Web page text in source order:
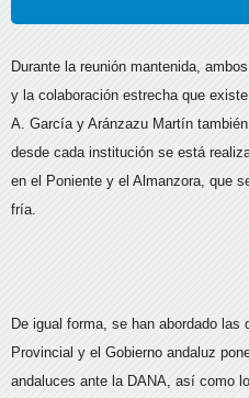
Durante la reunión mantenida,
y la colaboración estrecha que
A. García y Aránzazu Martín
desde cada institución se está
en el Poniente y el Almanzora, que
fría.
De igual forma, se han abordado
Provincial y el Gobierno andaluz
andaluces ante la DANA, así como